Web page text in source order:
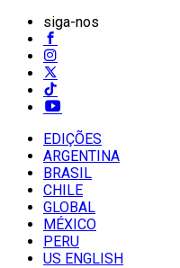
siga-nos
EDIÇÕES
ARGENTINA
BRASIL
CHILE
GLOBAL
MÉXICO
PERU
US ENGLISH